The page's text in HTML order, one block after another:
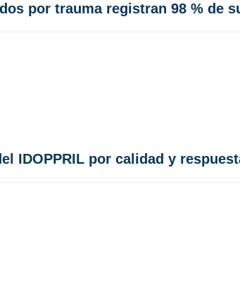
por trauma registran 98 % de
IDOPPRIL por calidad y